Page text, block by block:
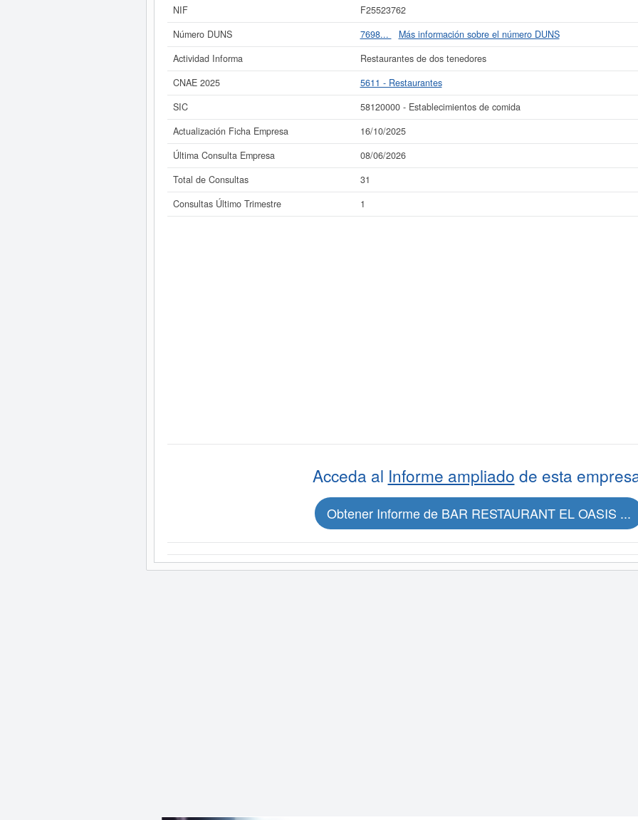
La última actualización del informe de empresa se ha realizado el 16/10/2025.
NIF
F25523762
Número DUNS
7698...
Más información sobre el número DUNS
Actividad Informa
Restaurantes de dos tenedores
CNAE 2025
5611 - Restaurantes
SIC
58120000 - Establecimientos de comida
Actualización Ficha Empresa
16/10/2025
Última Consulta Empresa
08/06/2026
Total de Consultas
31
Consultas Último Trimestre
1
Acceda al Informe ampliado de esta
Obtener Informe de BAR RESTAURANT EL OASIS ...